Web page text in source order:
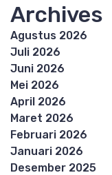
Archives
Agustus 2026
Juli 2026
Juni 2026
Mei 2026
April 2026
Maret 2026
Februari 2026
Januari 2026
Desember 2025